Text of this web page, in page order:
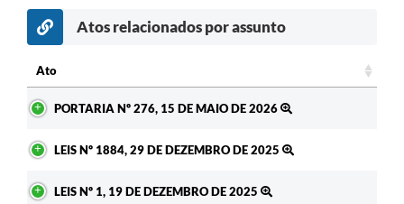
Atos relacionados por assunto
Ato
PORTARIA Nº 276, 15 DE MAIO DE 2026
LEIS Nº 1884, 29 DE DEZEMBRO DE 2025
LEIS Nº 1, 19 DE DEZEMBRO DE 2025